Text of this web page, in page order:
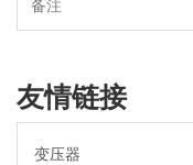
友情链接
变压器